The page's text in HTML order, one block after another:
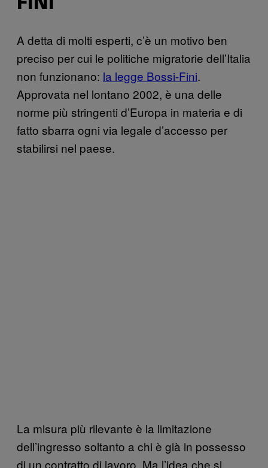
FINI
A detta di molti esperti, c’è un motivo ben
preciso per cui le politiche migratorie dell’Italia
non funzionano: la legge Bossi-Fini.
Approvata nel lontano 2002, è una delle
norme più stringenti d’Europa in materia e di
fatto sbarra ogni via legale d’accesso per
stabilirsi nel paese.
La misura più rilevante è la limitazione
dell’ingresso soltanto a chi è già in possesso
di un contratto di lavoro. Ma l’idea che si